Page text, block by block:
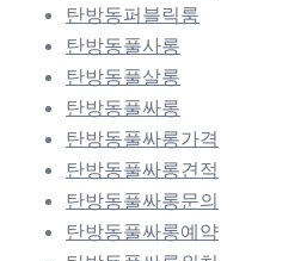
탄방동퍼블릭룸
탄방동풀사롱
탄방동풀살롱
탄방동풀싸롱
탄방동풀싸롱가격
탄방동풀싸롱견적
탄방동풀싸롱문의
탄방동풀싸롱예약